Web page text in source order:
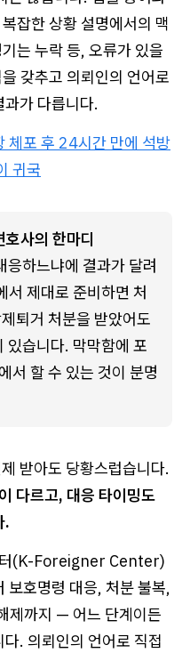
잡한 상황 설명에서의 맥
는 누락 등, 오류가 있을
갖추고 의뢰인의 언어로
가 다릅니다.
체포 후 24시간 만에 석방
귀국
사의 한마디
응하느냐에 결과가 달려
서 제대로 준비하면 처
퇴거 처분을 받았어도
있습니다. 막막함에 포
서 할 수 있는 것이 분명
받아도 당황스럽습니다.
다르고, 대응 타이밍도
.
터(K-Foreigner Center)
보호명령 대응, 처분 불복,
제까지 — 어느 단계이든
. 의뢰인의 언어로 직접